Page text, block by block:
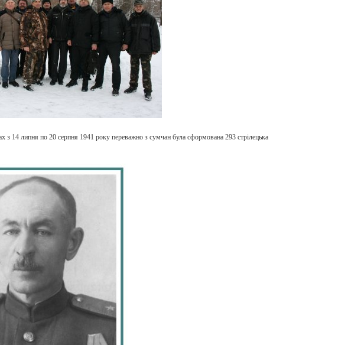
14 липня по 20 серпня 1941 року переважно з сумчан була сформована 293 стрілецька